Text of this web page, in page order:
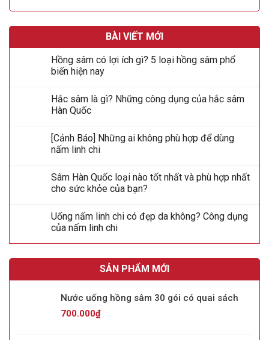
BÀI VIẾT MỚI
Hồng sâm có lợi ích gì? 5 loại hồng sâm phổ
biến hiện nay
Hắc sâm là gì? Những công dụng của hắc sâm
Hàn Quốc
[Cảnh Báo] Những ai không phù hợp để dùng
nấm linh chi
Sâm Hàn Quốc loại nào tốt nhất và phù hợp nhất
cho sức khỏe của bạn?
Uống nấm linh chi có đẹp da không? Công dụng
của nấm linh chi
SẢN PHẨM MỚI
Nước uống hồng sâm 30 gói có quai sách
700.000₫